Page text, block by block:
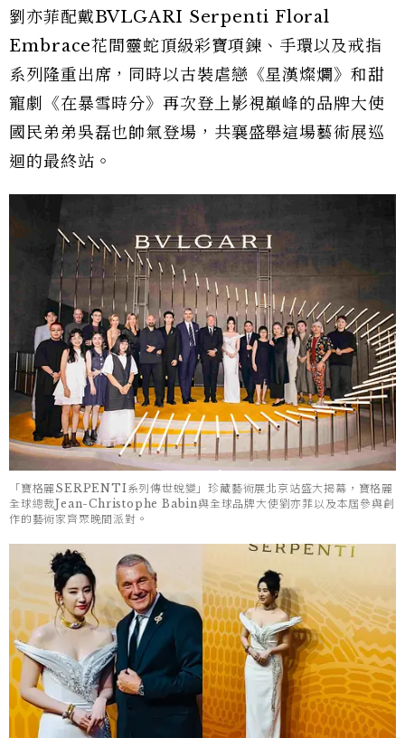
劉亦菲配戴BVLGARI Serpenti Floral
Embrace花間靈蛇頂級彩寶項鍊、手環以及戒指
系列隆重出席，同時以古裝虐戀《星漢燦爛》和甜
寵劇《在暴雪時分》再次登上影視巔峰的品牌大使
國民弟弟吳磊也帥氣登場，共襄盛舉這場藝術展巡
迴的最終站。
「寶格麗SERPENTI系列傳世蛻變」珍藏藝術展北京站盛大揭幕，寶格麗
全球總裁Jean-Christophe Babin與全球品牌大使劉亦菲以及本屆參與創
作的藝術家齊聚晚間派對。